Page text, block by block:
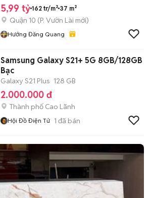
5,99 tỷ 162 tr/m² 37 m²
Quận 10 (P. Vườn Lài mới)
Hướng Đăng Quang
Samsung Galaxy S21+ 5G 8GB/128GB
Bạc
Galaxy S21 Plus 128 GB
2.000.000 đ
Thành phố Cao Lãnh
Hội Đồ Điện Tử 1 đã bán